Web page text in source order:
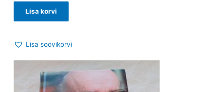
Lisa korvi
Lisa soovikorvi